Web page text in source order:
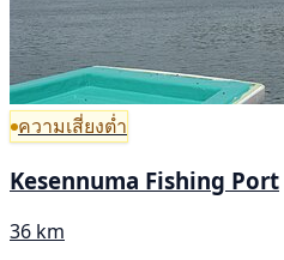
ความเสี่ยงต่ำ
Kesennuma Fishing Port
36 km